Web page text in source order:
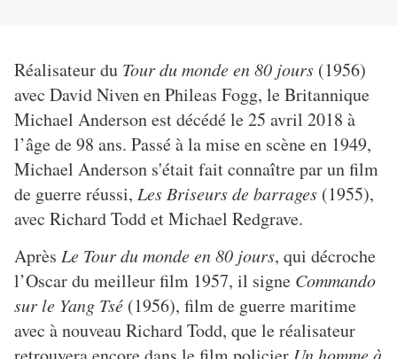
Réalisateur du Tour du monde en 80 jours (1956)
avec David Niven en Phileas Fogg, le Britannique
Michael Anderson est décédé le 25 avril 2018 à
l’âge de 98 ans. Passé à la mise en scène en 1949,
Michael Anderson s'était fait connaître par un film
de guerre réussi, Les Briseurs de barrages (1955),
avec Richard Todd et Michael Redgrave.
Après Le Tour du monde en 80 jours, qui décroche
l’Oscar du meilleur film 1957, il signe Commando
sur le Yang Tsé (1956), film de guerre maritime
avec à nouveau Richard Todd, que le réalisateur
Un homme à